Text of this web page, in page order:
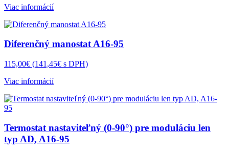
Viac informácií
Diferenčný manostat A16-95
115,00€ (141,45€ s DPH)
Viac informácií
Termostat nastaviteľný (0-90°) pre moduláciu len
typ AD, A16-95